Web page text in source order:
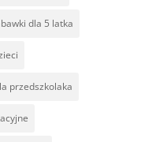
dla 5 latka
przedszkolaka